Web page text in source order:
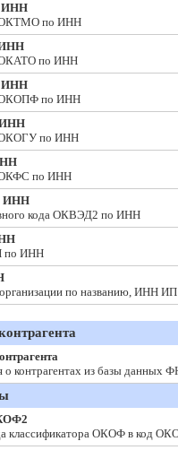
ИНН
ОКТМО по ИНН
ОКАТО по ИНН
ИНН
ОКОПФ по ИНН
ОКОГУ по ИНН
ОКФС по ИНН
ИНН
кода ОКВЭД2 по ИНН
по ИНН
по названию, ИНН
контрагентах из базы данных
классификатора ОКОФ в код